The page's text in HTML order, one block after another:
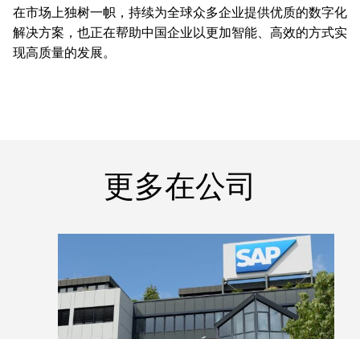
在市场上独树一帜，持续为全球众多企业提供优质的数字化
解决方案，也正在帮助中国企业以更加智能、高效的方式实
现高质量的发展。
更多在公司